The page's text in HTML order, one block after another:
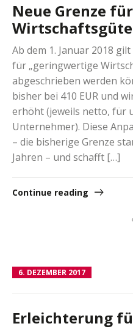
Neue Grenze
Ab dem 1. Januar 2018
für „geringwertige
abgeschrieben werden
bisher bei 410 EUR und
erhöht (jeweils netto, für
Unternehmer). Diese
– die bisherige Grenze
Jahren – und schafft […]
Continue reading
6. DEZEMBER 2017
Erleichterung